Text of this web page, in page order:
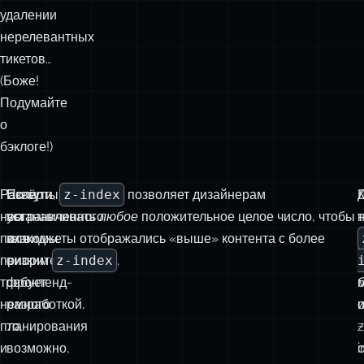
удалении
нерелевантных
тикетов…
(Боже!
Подумайте
о
бэклоге!)
Развёртывание
неограниченного
поля
приоритета
требует
немного
планирования
и
Если
вы
знакомы
с
фронтенд-
разработкой,
то,
возможно,
По сути, z-index позволяет дизайнерам
устанавливатьлюбое положительное целое число, чтобы
их виджеты отображались «выше» контента с более
низким z-index .